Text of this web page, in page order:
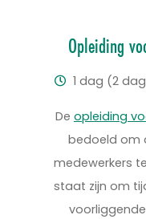
Opleiding
1 dag (2
De opleiding
bedoeld om
medewerkers
staat zijn om